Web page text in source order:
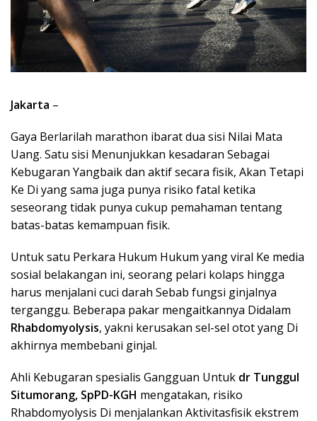
Jakarta –
Gaya Berlarilah marathon ibarat dua sisi Nilai Mata
Uang. Satu sisi Menunjukkan kesadaran Sebagai
Kebugaran Yangbaik dan aktif secara fisik, Akan Tetapi
Ke Di yang sama juga punya risiko fatal ketika
seseorang tidak punya cukup pemahaman tentang
batas-batas kemampuan fisik.
Untuk satu Perkara Hukum Hukum yang viral Ke media
sosial belakangan ini, seorang pelari kolaps hingga
harus menjalani cuci darah Sebab fungsi ginjalnya
terganggu. Beberapa pakar mengaitkannya Didalam
Rhabdomyolysis, yakni kerusakan sel-sel otot yang Di
akhirnya membebani ginjal.
Ahli Kebugaran spesialis Gangguan Untuk dr Tunggul
Situmorang, SpPD-KGH mengatakan, risiko
Rhabdomyolysis Di menjalankan Aktivitasfisik ekstrem